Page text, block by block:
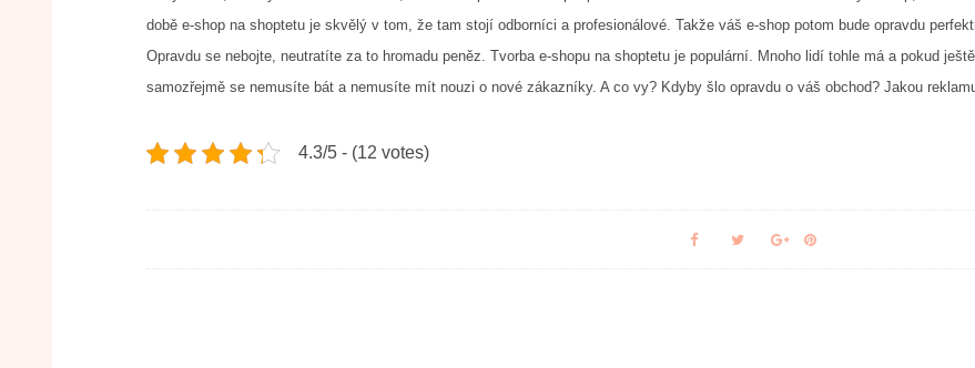
době e-shop na shoptetu je skvělý v tom, že tam stojí odborníci a profesionálové. Takže váš e-shop potom bude opravdu
Opravdu se nebojte, neutratíte za to hromadu peněz. Tvorba e-shopu na shoptetu je populární. Mnoho lidí tohle má a pokud
samozřejmě se nemusíte bát a nemusíte mít nouzi o nové zákazníky. A co vy? Kdyby šlo opravdu o váš obchod? Jakou
4.3/5 - (12 votes)